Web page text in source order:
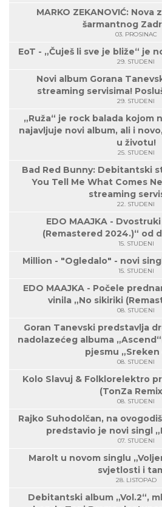
MARKO ZEKANOVIĆ:
šarmantnog
03. PROSINAC
EoT - „Čuješ li sve je bliže“ je
29. STUDENI
Novi album Gorana
streaming servisima!
29. STUDENI
„Ruža“ je rock balada kojom
najavljuje novi album, ali i
u životu!
25. STUDENI
Bad Red Bunny: Debitantski
You Tell Me What Comes
streaming
22. STUDENI
EDO MAAJKA -
(Remastered 2024.)“ od
15. STUDENI
Million - "Ogledalo" - novi
15. STUDENI
EDO MAAJKA - Počele
vinila „No sikiriki
08. STUDENI
Goran Tanevski predstavlja
nadolazećeg albuma
pjesmu „Sreken
08. STUDENI
Kolo Slavuj & Folklorelektro
(TonZa
08. STUDENI
Rajko Suhodolčan, na
predstavio je novi singl
07. STUDENI
Marolt u novom singlu
svjetlosti i
28. LISTOPAD
Debitantski album „Vol.2“,